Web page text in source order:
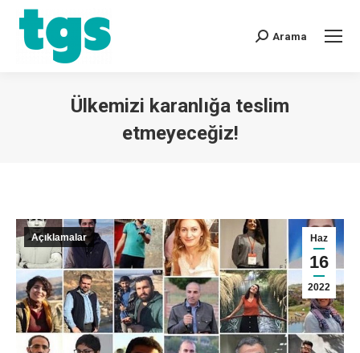
Arama
Ülkemizi karanlığa teslim
etmeyeceğiz!
Haz
16
2022
Açıklamalar